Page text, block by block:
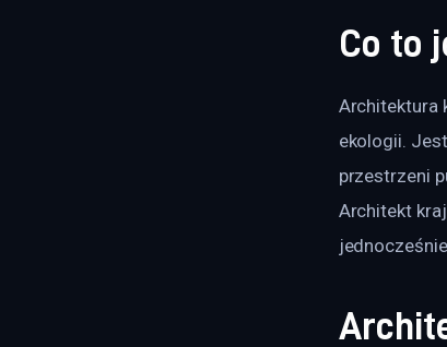
Co to
Architektura
ekologii.
przestrzeni
Architekt